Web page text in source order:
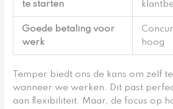
te starten
Goede betaling voor
werk
hoog
Temper biedt ons de kans om zelf
wanneer we werken. Dit past
aan flexibiliteit. Maar, de focus op